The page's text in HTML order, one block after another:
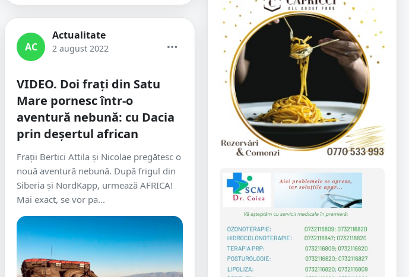
AC
Actualitate
2 august 2022
VIDEO. Doi frați din Satu
Mare pornesc într-o
aventură nebună: cu Dacia
prin deșertul african
Frații Bertici Attila și Nicolae pregătesc o
nouă aventură nebună. După frigul din
Siberia și NordKapp, urmează AFRICA!
Mai exact, se vor pa...